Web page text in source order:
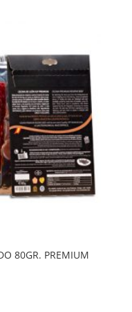
80GR. PREMIUM